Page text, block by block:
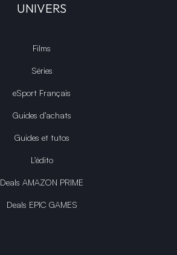
UNIVERS
Films
Séries
eSport Français
Guides d’achats
Guides et tutos
L'édito
Deals AMAZON PRIME
Deals EPIC GAMES